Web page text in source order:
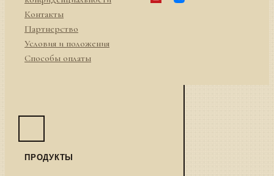
Контакты
Партнерство
Условия и положения
Способы оплаты
ПРОДУКТЫ